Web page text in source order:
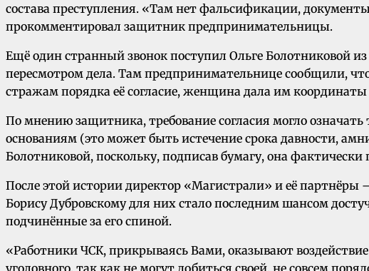
состава преступления. «Там нет фальсификации,
прокомментировал защитник предпринимательницы.
Ещё один странный звонок поступил Ольге Болотниковой
пересмотром дела. Там предпринимательнице сообщили,
стражам порядка её согласие, женщина дала им координаты
По мнению защитника, требование согласия могло
основаниям (это может быть истечение срока давности,
Болотниковой, поскольку, подписав бумагу, она фактически
После этой истории директор «Магистрали» и её
Борису Дубровскому для них стало последним шансом
подчинённые за его спиной.
«Работники ЧСК, прикрываясь Вами, оказывают
уголовного, так как не могут добиться своей, не совсем